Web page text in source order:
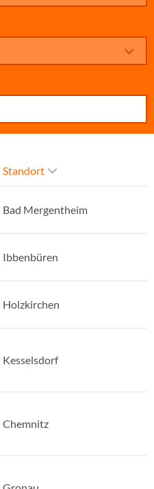
Standort
Bad Mergentheim
Ibbenbüren
Holzkirchen
Kesselsdorf
Chemnitz